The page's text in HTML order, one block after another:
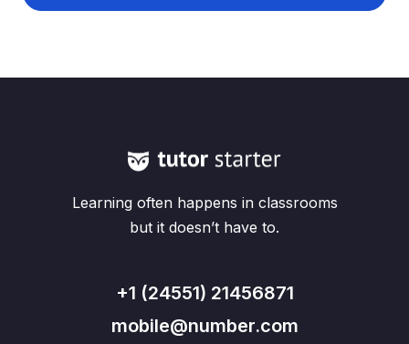
Learning often happens in classrooms
but it doesn’t have to.
+1 (24551) 21456871
mobile@number.com